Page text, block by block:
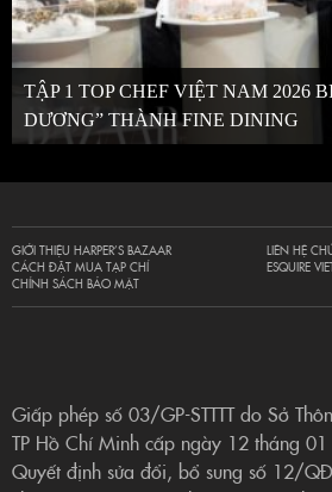
TẬP 1 TOP CHEF VIỆT NAM 2026
DƯƠNG” THÀNH FINE DINING
GIỚI THIỆU HARPER’S BAZAAR
CÁCH ĐẶT MUA TẠP CHÍ
CHÍNH SÁCH BẢO MẬT
LIÊN HỆ
ESQUIRE
Giấp phép số 03/GP-STTTT do Sở
TP Hồ Chí Minh cấp ngày 12 tháng
Quyết định sửa đổi, bổ sung số 12/